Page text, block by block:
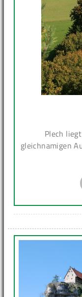
Plech
gleichnamigen